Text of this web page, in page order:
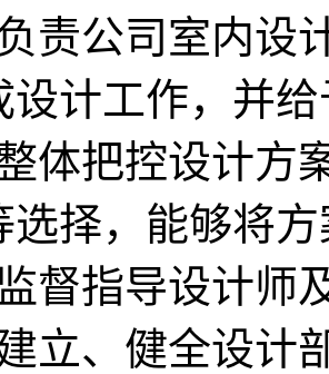
责公司室内设
设计工作，并
体把控设计方
选择，能够将
督指导设计师
立、健全设计